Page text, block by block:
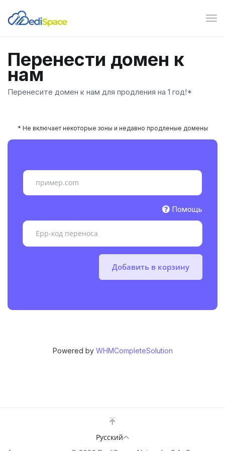
Перенести домен к
нам
Перенесите домен к нам для продления на 1 год!*
Помощь
Добавить в корзину
* Не включает некоторые зоны и недавно продленые домены
Powered by WHMCompleteSolution
Русский